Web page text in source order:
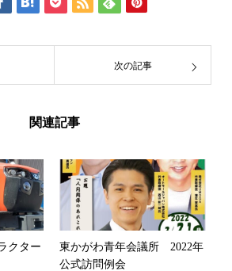
次の記事
関連記事
クター
東かがわ青年会議所 2022年
公式訪問例会